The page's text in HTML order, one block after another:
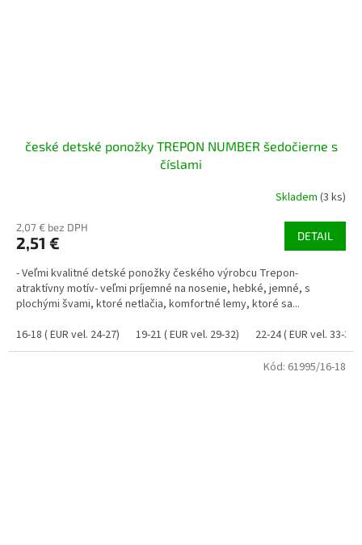
české detské ponožky TREPON NUMBER šedočierne s
číslami
Skladem (3 ks)
2,07 € bez DPH
2,51 € DETAIL
- Veľmi kvalitné detské ponožky českého výrobcu Trepon-
atraktívny motív- veľmi príjemné na nosenie, hebké, jemné, s
plochými švami, ktoré netlačia, komfortné lemy, ktoré sa...
16-18 ( EUR vel. 24-27)
19-21 ( EUR vel. 29-32) 22-24 ( EUR vel. 33-37)
Kód: 61995/16-18